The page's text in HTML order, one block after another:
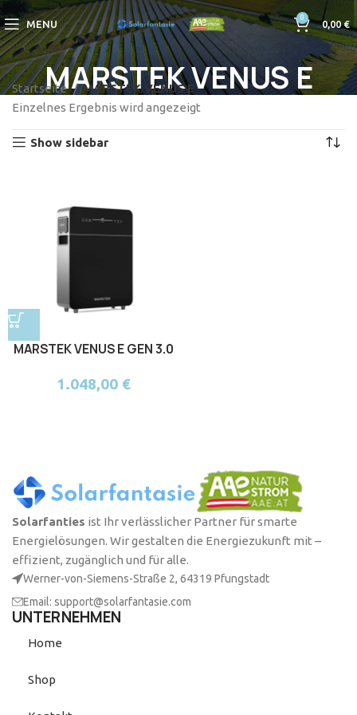
MENU
0
0,00€
MARSTEK VENUS E
Startseite
MARSTEK VENUS E
Einzelnes Ergebnis wird angezeigt
Show sidebar
MARSTEK VENUS E GEN 3.0
1.048,00 €
Solarfanties ist Ihr verlässlicher Partner für smarte
Energielösungen. Wir gestalten die Energiezukunft mit –
effizient, zugänglich und für alle.
Werner-von-Siemens-Straße 2, 64319 Pfungstadt
Email: support@solarfantasie.com
UNTERNEHMEN
Home
Shop